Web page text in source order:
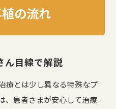
の流れ
ん目線で解説
療とは少し異なる特殊なプ
、患者さまが安心して治療